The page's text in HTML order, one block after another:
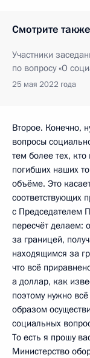
Смотрите также
Участники
по вопросу «О
25 мая 2022 года
Второе. Конечно,
вопросы
тем более тех,
погибших наших
объёме. Это
соответствующих
с Председателем
пересчёт делаем:
за границей,
находящимся за
что всё
а доллар, как
поэтому нужно
образом
социальных
То есть я прошу
Министерство